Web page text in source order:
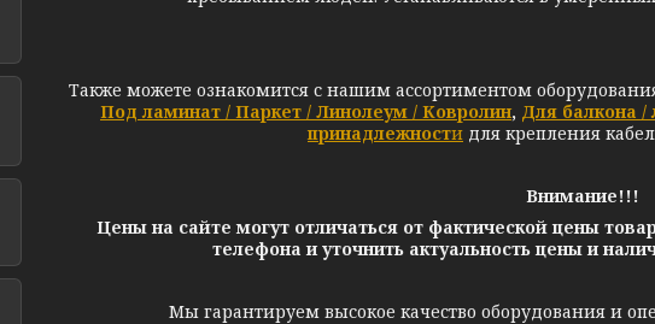
Также можете ознакомится с нашим ассортиментом
Под ламинат / Паркет / Линолеум / Ковролин, Для балкона
принадлежности для крепления
Внимание!!!
Цены на сайте могут отличаться от фактической цены
телефона и уточнить актуальность цены и
Мы гарантируем высокое качество оборудования и